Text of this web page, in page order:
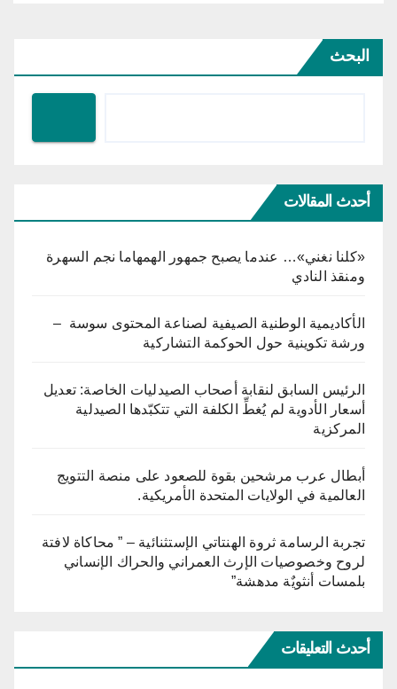
البحث
أحدث المقالات
«كلنا نغني»… عندما يصبح جمهور الهمهاما نجم السهرة
ومنقذ النادي
الأكاديمية الوطنية الصيفية لصناعة المحتوى سوسة –
ورشة تكوينية حول الحوكمة التشاركية
الرئيس السابق لنقابة أصحاب الصيدليات الخاصة: تعديل
أسعار الأدوية لم يُغطِّ الكلفة التي تتكبّدها الصيدلية
المركزية
أبطال عرب مرشحين بقوة للصعود على منصة التتويج
العالمية في الولايات المتحدة الأمريكية.
تجربة الرسامة ثروة الهنتاتي الإستثنائية – ” محاكاة لافتة
لروح وخصوصيات الإرث العمراني والحراك الإنساني
بلمسات أنثويٌة مدهشة”
أحدث التعليقات